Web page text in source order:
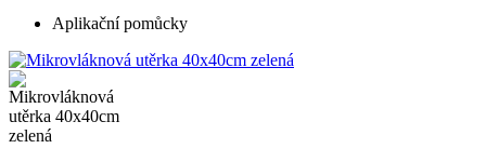
Aplikační pomůcky